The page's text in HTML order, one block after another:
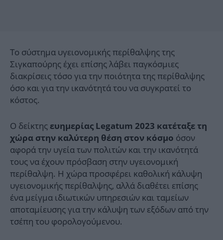
Το σύστημα υγειονομικής περίθαλψης της
Σιγκαπούρης έχει επίσης λάβει παγκόσμιες
διακρίσεις τόσο για την ποιότητα της περίθαλψης
όσο και για την ικανότητά του να συγκρατεί το
κόστος.
Ο δείκτης ευημερίας Legatum 2023 κατέταξε τη
χώρα στην καλύτερη θέση στον κόσμο όσον
αφορά την υγεία των πολιτών και την ικανότητά
τους να έχουν πρόσβαση στην υγειονομική
περίθαλψη. Η χώρα προσφέρει καθολική κάλυψη
υγειονομικής περίθαλψης, αλλά διαθέτει επίσης
ένα μείγμα ιδιωτικών υπηρεσιών και ταμείων
αποταμίευσης για την κάλυψη των εξόδων από την
τσέπη του φορολογούμενου.